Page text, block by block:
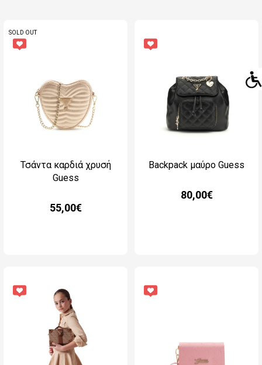
SOLD OUT
Τσάντα καρδιά χρυσή
Guess
55,00€
Backpack μαύρο Guess
80,00€